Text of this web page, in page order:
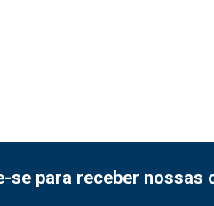
se para receber nossas